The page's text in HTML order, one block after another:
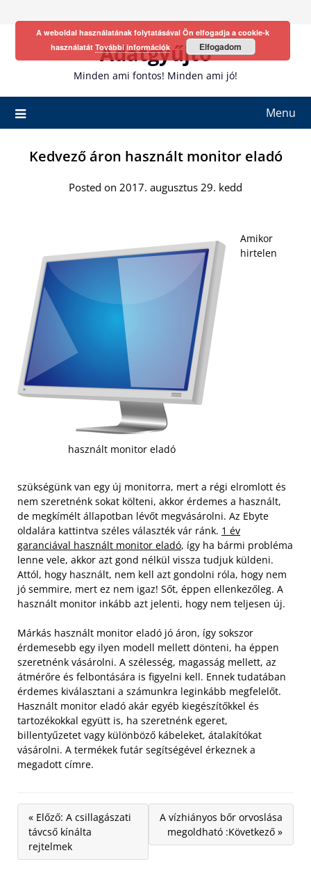
Adatgyűjtő
Minden ami fontos! Minden ami jó!
Menu
Kedvező áron használt monitor eladó
Posted on 2017. augusztus 29. kedd
használt monitor eladó
Amikor
hirtelen
szükségünk van egy új monitorra, mert a régi elromlott és
nem szeretnénk sokat költeni, akkor érdemes a használt,
de megkímélt állapotban lévőt megvásárolni. Az Ebyte
oldalára kattintva széles választék vár ránk. 1 év
garanciával használt monitor eladó, így ha bármi probléma
lenne vele, akkor azt gond nélkül vissza tudjuk küldeni.
Attól, hogy használt, nem kell azt gondolni róla, hogy nem
jó semmire, mert ez nem igaz! Sőt, éppen ellenkezőleg. A
használt monitor inkább azt jelenti, hogy nem teljesen új.
Márkás használt monitor eladó jó áron, így sokszor
érdemesebb egy ilyen modell mellett dönteni, ha éppen
szeretnénk vásárolni. A szélesség, magasság mellett, az
átmérőre és felbontására is figyelni kell. Ennek tudatában
érdemes kiválasztani a számunkra leginkább megfelelőt.
Használt monitor eladó akár egyéb kiegészítőkkel és
tartozékokkal együtt is, ha szeretnénk egeret,
billentyűzetet vagy különböző kábeleket, átalakítókat
vásárolni. A termékek futár segítségével érkeznek a
megadott címre.
« Előző: A csillagászati
távcső kínálta
rejtelmek
A vízhiányos bőr orvoslása
megoldható :Következő »
A weboldal használatának folytatásával Ön elfogadja a cookie-k
használatát További információk Elfogadom